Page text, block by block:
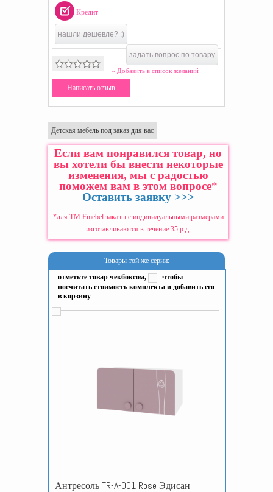
Кредит
нашли дешевле? :)
задать вопрос по товару
» Добавить в список желаний
Написать отзыв
Детская мебель под заказ для вас
Если вам понравился товар, но
вы хотели бы внести некоторые
изменения, мы с радостью
поможем вам в этом вопросе*
Оставить заявку >>>
*для ТМ Fmebel заказы с индивидуальными размерами
изготавливаются в течение 35 р.д.
Товары той же серии:
отметьте товар чекбоксом,
чтобы
посчитать стоимость комплекта и добавить его
в корзину
Антресоль TR-A-001 Rose Эдисан